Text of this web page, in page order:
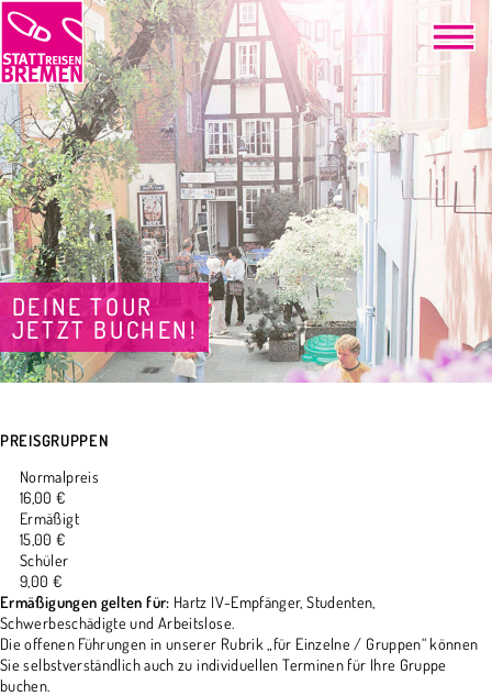
DEINE TOUR
JETZT BUCHEN!
PREISGRUPPEN
Normalpreis
16,00 €
Ermäßigt
15,00 €
Schüler
9,00 €
Ermäßigungen gelten für: Hartz IV-Empfänger, Studenten,
Schwerbeschädigte und Arbeitslose.
Die offenen Führungen in unserer Rubrik „für Einzelne / Gruppen“ können
Sie selbstverständlich auch zu individuellen Terminen für Ihre Gruppe
buchen.